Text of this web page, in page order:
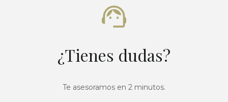
¿Tienes dudas?
Te asesoramos en 2 minutos.